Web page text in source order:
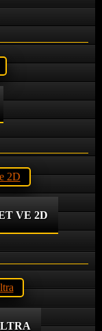
VE 2D